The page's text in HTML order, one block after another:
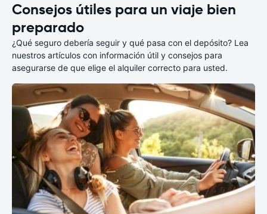
Consejos útiles para un viaje bien
preparado
¿Qué seguro debería seguir y qué pasa con el depósito? Lea
nuestros artículos con información útil y consejos para
asegurarse de que elige el alquiler correcto para usted.